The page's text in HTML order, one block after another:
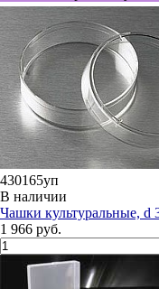
430165уп
В наличии
Чашки культуральные,
1 966 руб.